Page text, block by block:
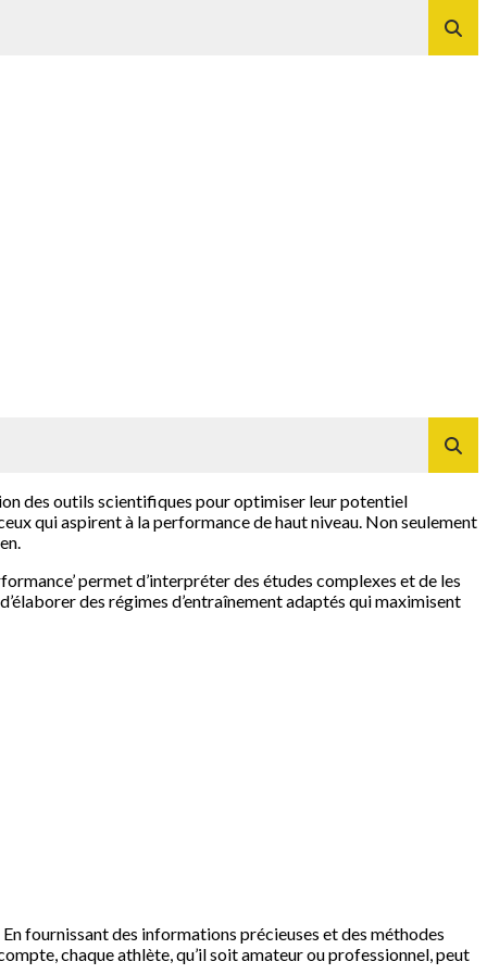
des outils scientifiques pour optimiser leur potentiel
qui aspirent à la performance de haut niveau. Non seulement
permet d’interpréter des études complexes et de les
des régimes d’entraînement adaptés qui maximisent
fournissant des informations précieuses et des méthodes
chaque athlète, qu’il soit amateur ou professionnel, peut